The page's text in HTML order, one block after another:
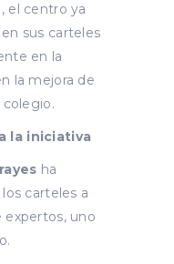
el centro ya
sus carteles
en la
la mejora de
colegio.
la iniciativa
ha
carteles a
uno